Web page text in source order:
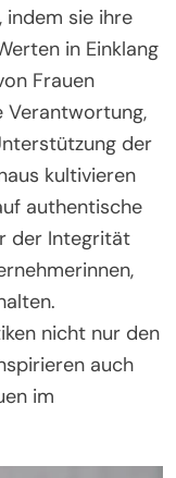
indem sie ihre
in Einklang
Frauen
Verantwortung,
der
kultivieren
authentische
der Integrität
nicht nur den
auch
im